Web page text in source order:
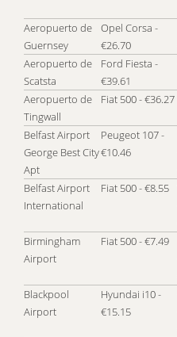
Avis Taunton
Avis Truro
Avis Worcester
Aeropuerto de
Guernsey
Opel Corsa -
€26.70
Aeropuerto de
Scatsta
Ford Fiesta -
€39.61
Aeropuerto de
Tingwall
Fiat 500 - €36.27
Belfast Airport
George Best City
Apt
Peugeot 107 -
€10.46
Belfast Airport
International
Fiat 500 - €8.55
Birmingham
Airport
Fiat 500 - €7.49
Blackpool
Airport
Hyundai i10 -
€15.15